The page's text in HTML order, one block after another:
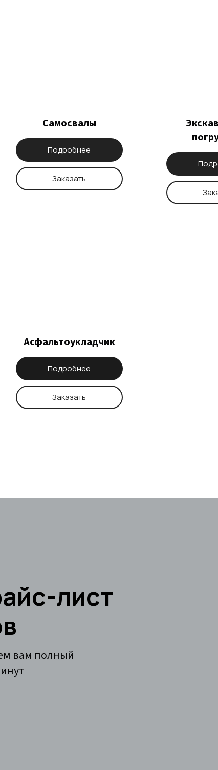
Самосвалы
Подробнее
Заказать
Асфальтоукладчик
Подробнее
Заказать
вам полный
лист